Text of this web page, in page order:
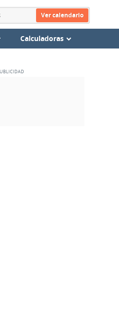
Ver calendario
Calculadoras